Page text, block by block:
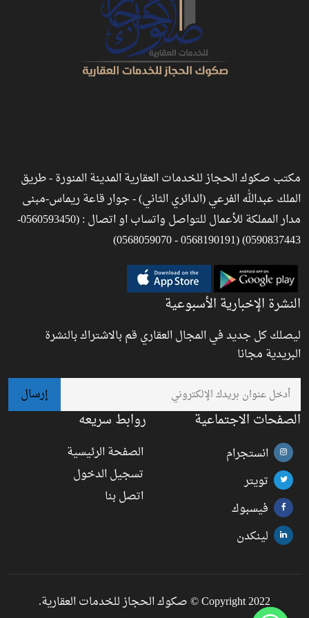
مكتب صكوك الحجاز للخدمات العقارية المدينة المنورة - طريق
الملك عبدالله الفرعي (الدائري الثاني) - جوار قاعة ريماس-مبنى
مدار المملكة للأعمال للتواصل واتساب او اتصال : (0560593450-
0590837443) (0568190191 - 0568059070)
النشرة الإخبارية الأسبوعية
ليصلك كل جديد في المجال العقاري قم بالاشتراك بالنشرة
البريدية مجانا
الصفحات الاجتماعية
انستجرام
تويتر
فيسبوك
لينكدن
روابط سريعه
الصفحة الرئيسية
تسجيل الدخول
اتصل بنا
Copyright 2022 © صكوك الحجاز للخدمات العقارية.